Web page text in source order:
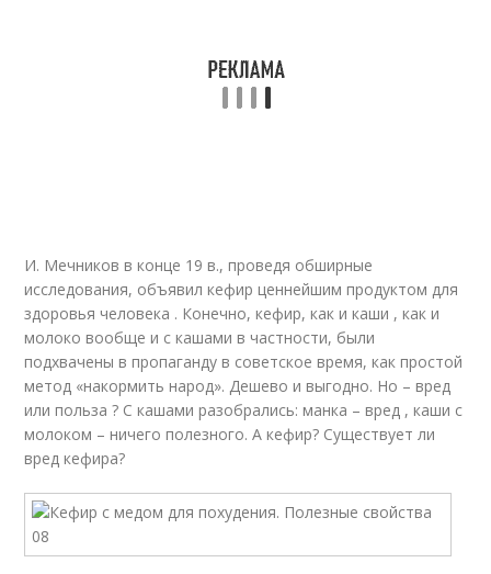
И. Мечников в конце 19 в., проведя обширные
исследования, объявил кефир ценнейшим продуктом для
здоровья человека . Конечно, кефир, как и каши , как и
молоко вообще и с кашами в частности, были
подхвачены в пропаганду в советское время, как простой
метод «накормить народ». Дешево и выгодно. Но – вред
или польза ? С кашами разобрались: манка – вред , каши с
молоком – ничего полезного. А кефир? Существует ли
вред кефира?